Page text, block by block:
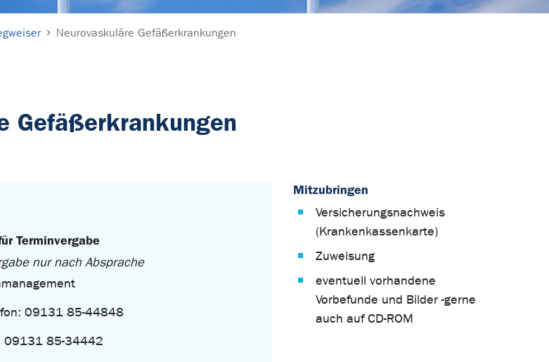
Neurovaskuläre Gefäßerkrankungen
Gefäßerkrankungen
Terminvergabe
nur nach Absprache
09131 85-44848
09131 85-34442
Mitzubringen
Versicherungsnachweis
(Krankenkassenkarte)
Zuweisung
eventuell vorhandene
Vorbefunde und Bilder -gerne
auch auf CD-ROM